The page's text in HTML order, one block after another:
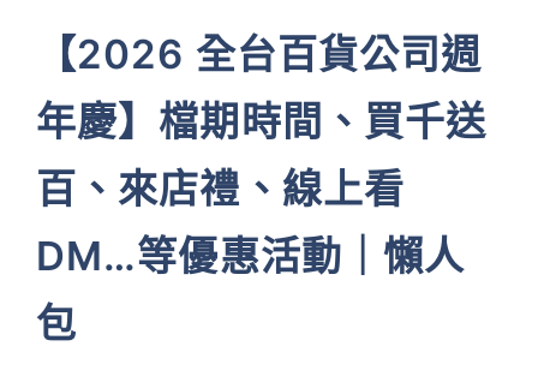
【2026 全台百貨公司週
年慶】檔期時間、買千送
百、來店禮、線上看
DM…等優惠活動｜懶人
包